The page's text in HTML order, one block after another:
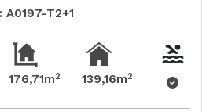
A0197-T2+1
176,71m2 139,16m2